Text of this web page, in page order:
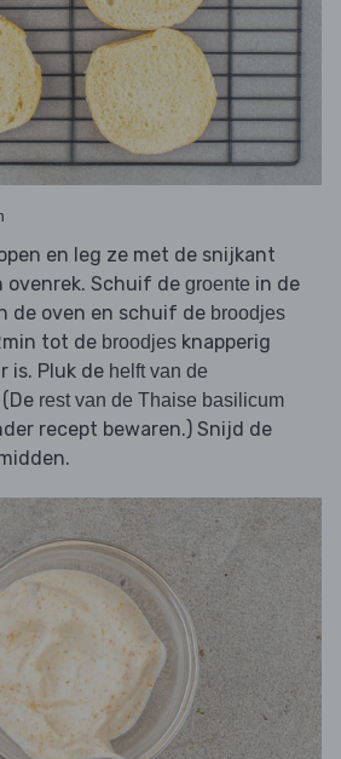
en leg ze met de snijkant
ovenrek. Schuif de groente in de
de oven en schuif de broodjes
tot de broodjes knapperig
is. Pluk de helft van de
(De rest van de Thaise basilicum
recept bewaren.) Snijd de